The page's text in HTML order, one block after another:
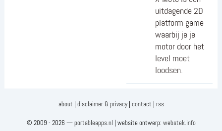
uitdagende 2D
platform game
waarbij je je
motor door het
level moet
loodsen.
about | disclaimer & privacy| contact | rss
© 2009 - 2026 —portableapps.nl | website ontwerp: webstek.info